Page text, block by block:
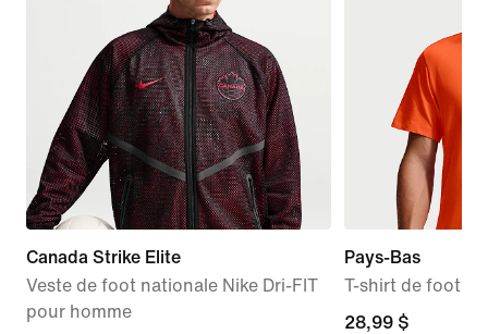
Canada Strike Elite
Veste de foot nationale Nike Dri-FIT
pour homme
Pays-Bas
T-shirt de foot
current
28,99 $